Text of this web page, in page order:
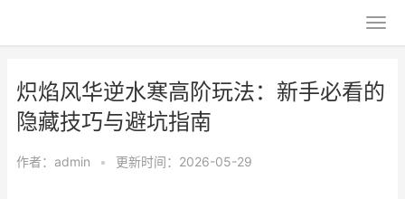
炽焰风华逆水寒高阶玩法：新手必看的
隐藏技巧与避坑指南
作者： admin • 更新时间：2026-05-29